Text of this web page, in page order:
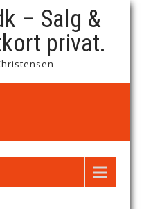
– Salg &
privat.